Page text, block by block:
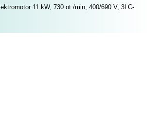
11 kW, 730 ot./min, 400/690 V, 3LC-